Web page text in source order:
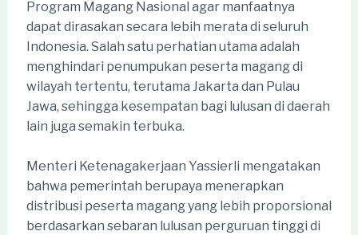
Program Magang Nasional agar manfaatnya
dapat dirasakan secara lebih merata di seluruh
Indonesia. Salah satu perhatian utama adalah
menghindari penumpukan peserta magang di
wilayah tertentu, terutama Jakarta dan Pulau
Jawa, sehingga kesempatan bagi lulusan di daerah
lain juga semakin terbuka.
Menteri Ketenagakerjaan Yassierli mengatakan
bahwa pemerintah berupaya menerapkan
distribusi peserta magang yang lebih proporsional
berdasarkan sebaran lulusan perguruan tinggi di